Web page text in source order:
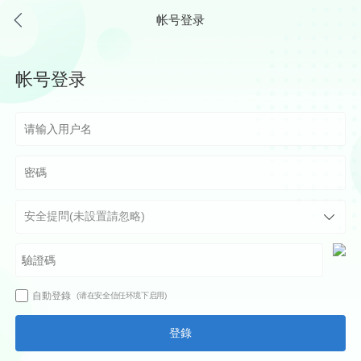
帐号登录
帐号登录
自動登錄 (请在安全信任环境下启用)
登錄